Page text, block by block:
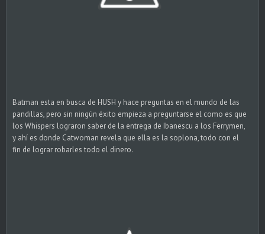
Batman esta en busca de HUSH y hace preguntas en el mundo de las
pandillas, pero sin ningún éxito empieza a preguntarse el como es que
los Whispers lograron saber de la entrega de Ibanescu a los Ferrymen,
y ahí es donde Catwoman revela que ella es la soplona, todo con el
fin de lograr robarles todo el dinero.